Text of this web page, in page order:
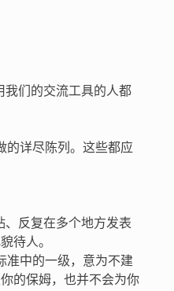
我们的交流工具的人都
的详尽陈列。这些都应
反复在多个地方发表
待人。
准中的一级，意为不建
的保姆，也并不会为你